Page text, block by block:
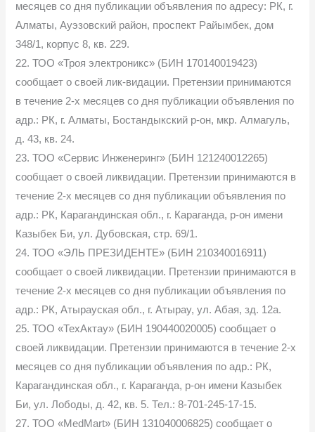
месяцев со дня публикации объявления по адресу: РК, г.
Алматы, Ауэзовский район, проспект Райымбек, дом
348/1, корпус 8, кв. 229.
22. ТОО «Троя электроникс» (БИН 170140019423)
сообщает о своей лик-видации. Претензии принимаются
в течение 2-х месяцев со дня публикации объявления по
адр.: РК, г. Алматы, Бостандыкский р-он, мкр. Алмагуль,
д. 43, кв. 24.
23. ТОО «Сервис Инженеринг» (БИН 121240012265)
сообщает о своей ликвидации. Претензии принимаются в
течение 2-х месяцев со дня публикации объявления по
адр.: РК, Карагандинская обл., г. Караганда, р-он имени
Казыбек Би, ул. Дубовская, стр. 69/1.
24. ТОО «ЭЛЬ ПРЕЗИДЕНТЕ» (БИН 210340016911)
сообщает о своей ликвидации. Претензии принимаются в
течение 2-х месяцев со дня публикации объявления по
адр.: РК, Атырауская обл., г. Атырау, ул. Абая, зд. 12а.
25. ТОО «ТехАктау» (БИН 190440020005) сообщает о
своей ликвидации. Претензии принимаются в течение 2-х
месяцев со дня публикации объявления по адр.: РК,
Карагандинская обл., г. Караганда, р-он имени Казыбек
Би, ул. Лободы, д. 42, кв. 5. Тел.: 8-701-245-17-15.
27. ТОО «MedMart» (БИН 131040006825) сообщает о